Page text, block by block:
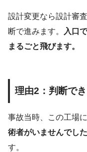
設計変更なら設計審
断で進みます。
入口
まるごと飛びます。
理由2：判断で
事故当時、この工場
術者がいませんでした
す。